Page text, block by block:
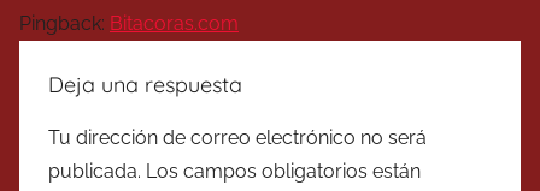
Pingback: Bitacoras.com
Deja una respuesta
Tu dirección de correo electrónico no será
publicada. Los campos obligatorios están